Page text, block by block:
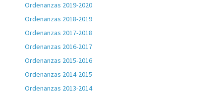
Ordenanzas 2019-2020
Ordenanzas 2018-2019
Ordenanzas 2017-2018
Ordenanzas 2016-2017
Ordenanzas 2015-2016
Ordenanzas 2014-2015
Ordenanzas 2013-2014